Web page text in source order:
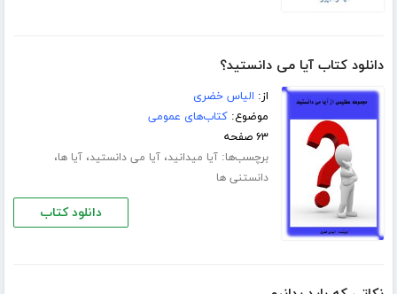
دانلود کتاب آیا می دانستید؟
از: الیاس خضری
موضوع:کتاب‌های عمومی
۶۳ صفحه
برچسب‌ها:آیا میدانید،آیا می دانستید،آیا ها،
دانستنی ها
دانلود کتاب